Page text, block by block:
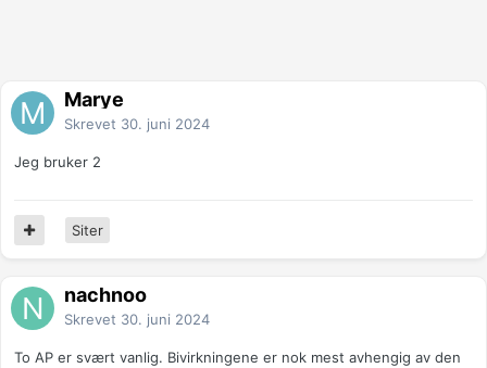
Marye
Skrevet 30. juni 2024
Jeg bruker 2
Siter
nachnoo
Skrevet 30. juni 2024
To AP er svært vanlig. Bivirkningene er nok mest avhengig av den